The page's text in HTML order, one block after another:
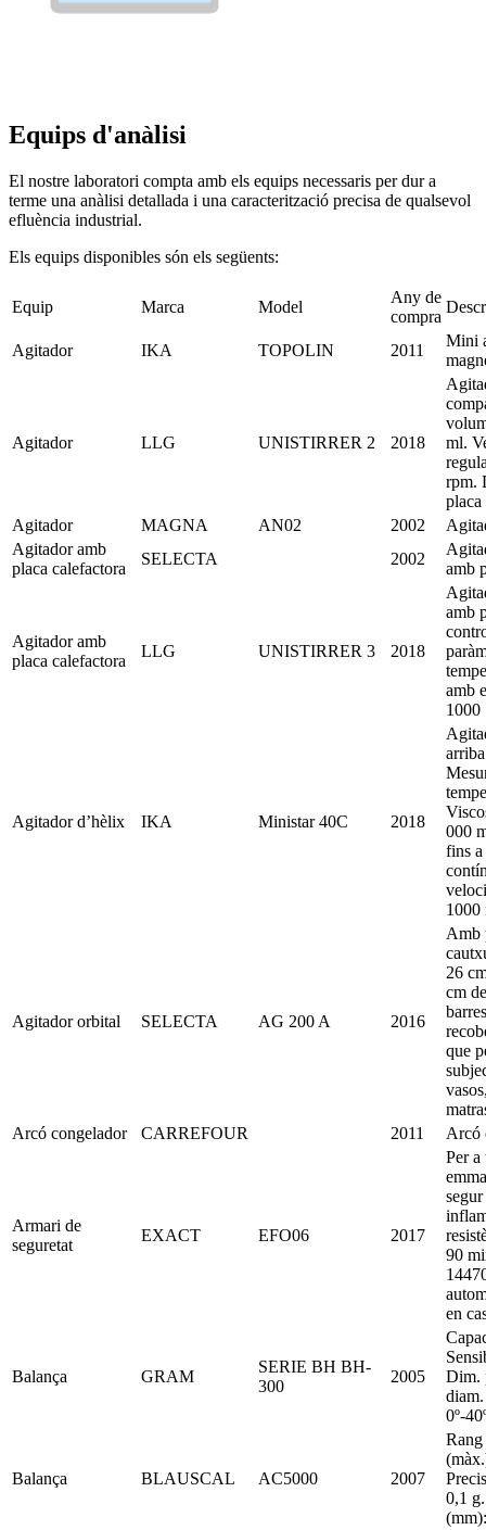
Equips d'anàlisi
El nostre laboratori compta amb els equips necessaris per dur a
terme una anàlisi detallada i una caracterització precisa de qualsevol
efluència industrial.
Els equips disponibles són els següents:
Equip Marca Model
Any de
compra
Agitador IKA TOPOLIN 2011
Mini
Agitador LLG UNISTIRRER 2 2018
ml.
rpm.
Agitador
MAGNA AN02 2002
Agitador amb
placa calefactora
SELECTA 2002
amb
Agitador amb
placa calefactora
LLG UNISTIRRER 3 2018
amb
amb
1000
Agitador d’hèlix IKA Ministar 40C 2018
000
fins
1000
Agitador orbital SELECTA AG 200 A 2016
Amb
26
cm
que
Arcó congelador
CARREFOUR 2011 Arcó
Armari de
seguretat
EXACT EFO06 2017
Per a
90
en
Balança GRAM
SERIE BH BH-
300
2005
Dim.
0º-
Balança BLAUSCAL AC5000 2007
Rang
0,1